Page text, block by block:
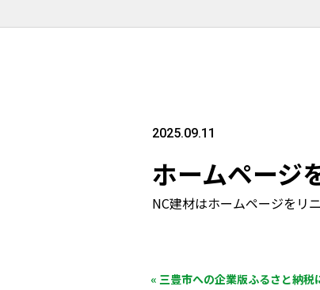
2025.09.11
ホームページ
NC建材はホームページをリ
« 三豊市への企業版ふるさと納税